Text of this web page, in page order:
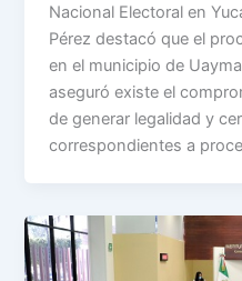
Nacional Electoral en
Pérez destacó que el
en el municipio de
aseguró existe el
de generar legalidad y
correspondientes a